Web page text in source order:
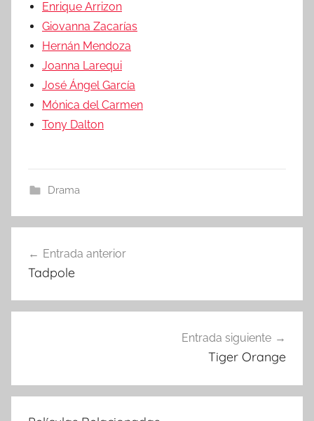
Enrique Arrizon
Giovanna Zacarías
Hernán Mendoza
Joanna Larequi
José Ángel García
Mónica del Carmen
Tony Dalton
Drama
Navegación
de
entradas
Entrada anterior
Tadpole
Entrada siguiente
Tiger Orange